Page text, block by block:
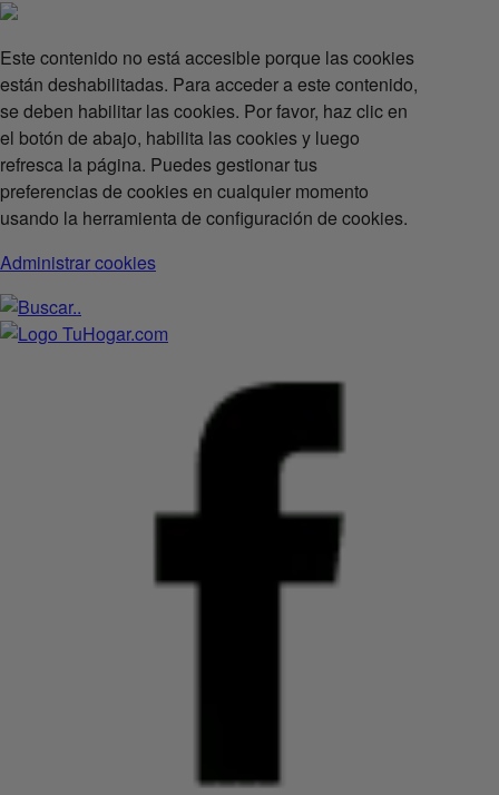
Este contenido no está accesible porque las cookies
están deshabilitadas. Para acceder a este contenido,
se deben habilitar las cookies. Por favor, haz clic en
el botón de abajo, habilita las cookies y luego
refresca la página. Puedes gestionar tus
preferencias de cookies en cualquier momento
usando la herramienta de configuración de cookies.
Administrar cookies